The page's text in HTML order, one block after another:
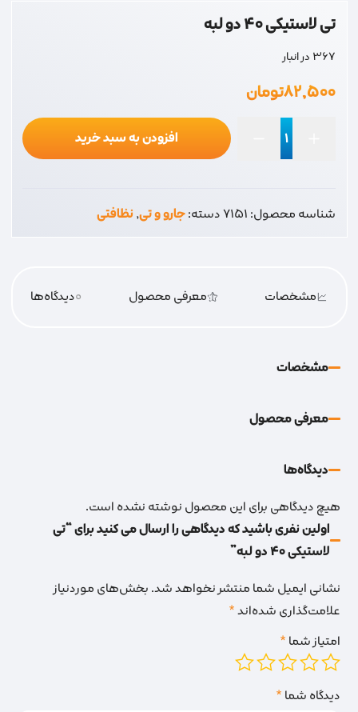
تی لاستیکی 40 دو لبه
367 در انبار
۸۲,۵۰۰تومان
دو
افزودن به سبد خرید
شناسه محصول:7151دسته:جارو و تی,نظافتی
مشخصات معرفی محصول 0دیدگاه‌‌ها
مشخصات
معرفی محصول
دیدگاه‌‌ها
هیچ دیدگاهی برای این محصول نوشته نشده است.
اولین نفری باشید که دیدگاهی را ارسال می کنید برای “تی
لاستیکی 40 دو لبه”
نشانی ایمیل شما منتشر نخواهد شد.بخش‌های موردنیاز
علامت‌گذاری شده‌اند*
امتیاز شما*
دیدگاه شما*